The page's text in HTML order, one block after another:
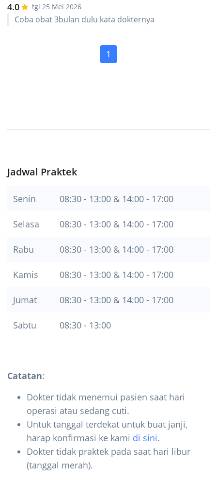
4.0 tgl 25 Mei 2026
Coba obat 3bulan dulu kata dokternya
1
Jadwal Praktek
Senin 08:30 - 13:00 & 14:00 - 17:00
Selasa 08:30 - 13:00 & 14:00 - 17:00
Rabu 08:30 - 13:00 & 14:00 - 17:00
Kamis 08:30 - 13:00 & 14:00 - 17:00
Jumat 08:30 - 13:00 & 14:00 - 17:00
Sabtu 08:30 - 13:00
Catatan:
Dokter tidak menemui pasien saat hari
operasi atau sedang cuti.
Untuk tanggal terdekat untuk buat janji,
harap konfirmasi ke kami di sini.
Dokter tidak praktek pada saat hari libur
(tanggal merah).